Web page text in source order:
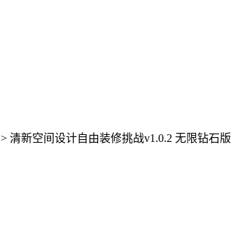
> 清新空间设计自由装修挑战v1.0.2 无限钻石版